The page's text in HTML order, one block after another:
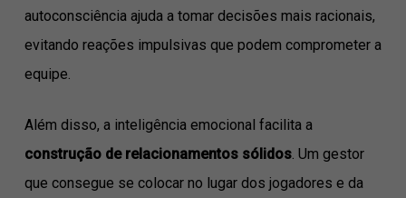
autoconsciência ajuda a tomar decisões mais racionais,
evitando reações impulsivas que podem comprometer a
equipe.
Além disso, a inteligência emocional facilita a
construção de relacionamentos sólidos. Um gestor
que consegue se colocar no lugar dos jogadores e da